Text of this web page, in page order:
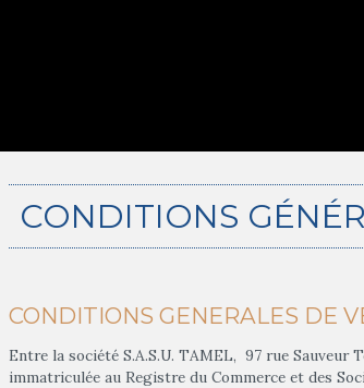
CONDITIONS
CONDITIONS GENERALES DE
Entre la société S.A.S.U. TAMEL, 97 rue Sauveur
immatriculée au Registre du Commerce et des